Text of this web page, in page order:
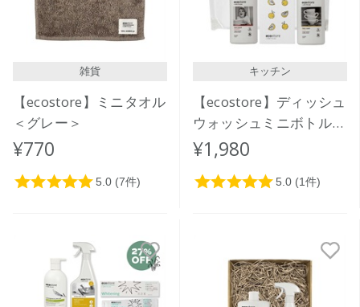
雑貨
【ecostore】ミニタオル
＜グレー＞
¥770
キッチン
【ecostore】ディッシュ
ウォッシュミニボトルセ
ット(スポンジ付き)
¥1,980